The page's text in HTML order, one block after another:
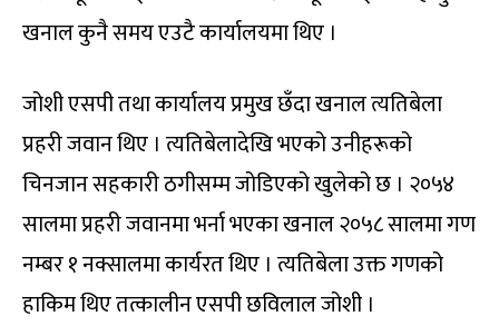
खनाल कुनै समय एउटै कार्यालयमा थिए ।
जोशी एसपी तथा कार्यालय प्रमुख छँदा खनाल त्यतिबेला
प्रहरी जवान थिए । त्यतिबेलादेखि भएको उनीहरूको
चिनजान सहकारी ठगीसम्म जोडिएको खुलेको छ । २०५४
सालमा प्रहरी जवानमा भर्ना भएका खनाल २०५८ सालमा गण
नम्बर १ नक्सालमा कार्यरत थिए । त्यतिबेला उक्त गणको
हाकिम थिए तत्कालीन एसपी छविलाल जोशी ।